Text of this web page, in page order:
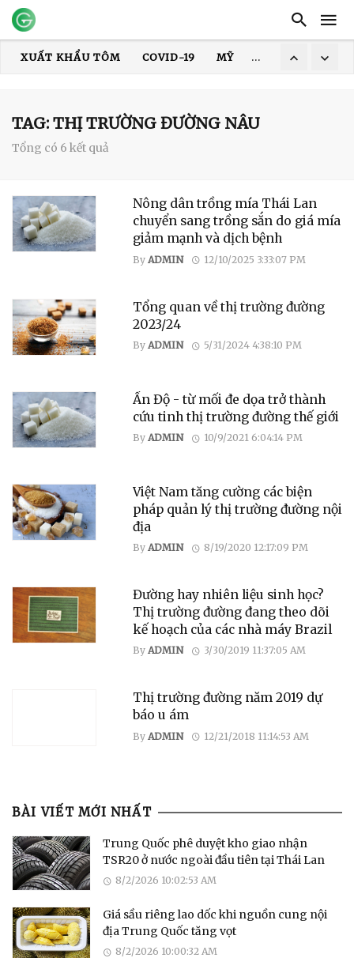
XUẤT KHẨU TÔM COVID-19 MỸ HOA KỲ
DỊCH
TAG: THỊ TRƯỜNG ĐƯỜNG NÂU
Tổng có 6 kết quả
Nông dân trồng mía Thái Lan
chuyển sang trồng sắn do giá mía
giảm mạnh và dịch bệnh
By ADMIN 12/10/2025 3:33:07 PM
Tổng quan về thị trường đường
2023/24
By ADMIN 5/31/2024 4:38:10 PM
Ấn Độ - từ mối đe dọa trở thành
cứu tinh thị trường đường thế giới
By ADMIN 10/9/2021 6:04:14 PM
Việt Nam tăng cường các biện
pháp quản lý thị trường đường nội
địa
By ADMIN 8/19/2020 12:17:09 PM
Đường hay nhiên liệu sinh học?
Thị trường đường đang theo dõi
kế hoạch của các nhà máy Brazil
By ADMIN 3/30/2019 11:37:05 AM
Thị trường đường năm 2019 dự
báo u ám
By ADMIN 12/21/2018 11:14:53 AM
BÀI VIẾT MỚI NHẤT
Trung Quốc phê duyệt kho giao nhận
TSR20 ở nước ngoài đầu tiên tại Thái Lan
8/2/2026 10:02:53 AM
Giá sầu riêng lao dốc khi nguồn cung nội
địa Trung Quốc tăng vọt
8/2/2026 10:00:32 AM